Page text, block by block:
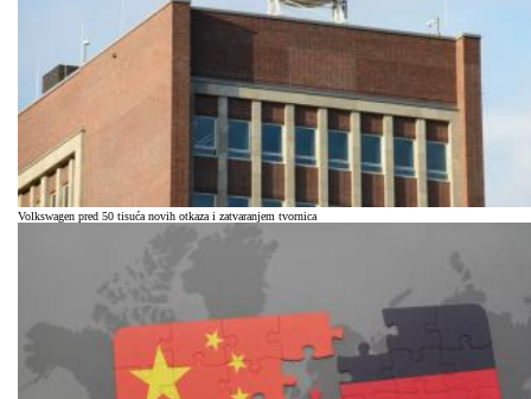
Volkswagen pred 50 tisuća novih otkaza i zatvaranjem tvornica